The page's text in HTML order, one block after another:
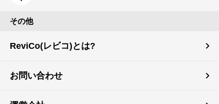
その他
ReviCo(レビコ)とは?
お問い合わせ